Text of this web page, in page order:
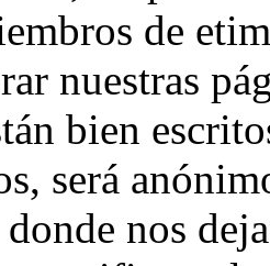
de
nuestras
bien
será
nos